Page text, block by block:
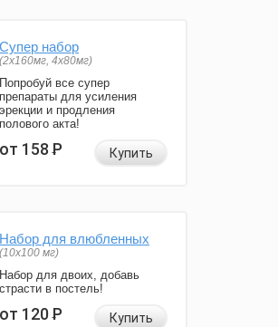
Супер набор
(2х160мг, 4х80мг)
Попробуй все супер
препараты для усиления
эрекции и продления
полового акта!
от 158Р Купить
Набор для влюбленных
(10х100 мг)
Набор для двоих, добавь
страсти в постель!
от 120Р Купить